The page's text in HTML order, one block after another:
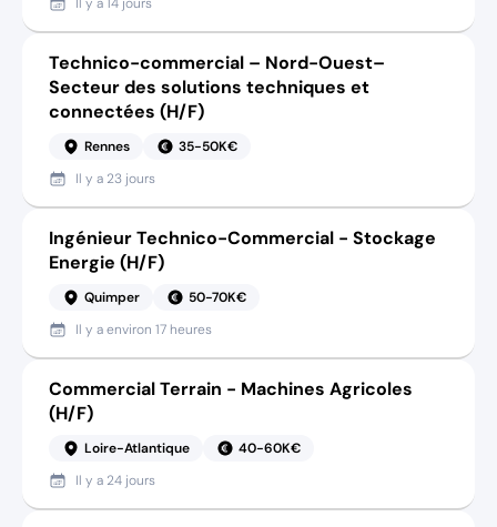
Technico-commercial – Nord-Ouest–
Secteur des solutions techniques et
connectées (H/F)
Rennes
35-50K€
Il y a 23 jours
Ingénieur Technico-Commercial - Stockage
Energie (H/F)
Quimper
50-70K€
Il y aenviron 17 heures
Commercial Terrain - Machines Agricoles
(H/F)
Loire-Atlantique
40-60K€
Il y a 24 jours